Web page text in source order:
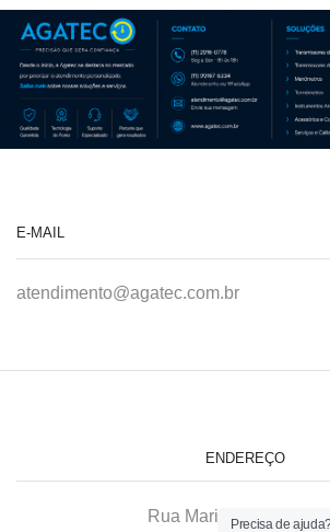
E-MAIL
atendimento@agatec.com.br
ENDEREÇO
Rua Maria Afonso, 166-
Precisa de